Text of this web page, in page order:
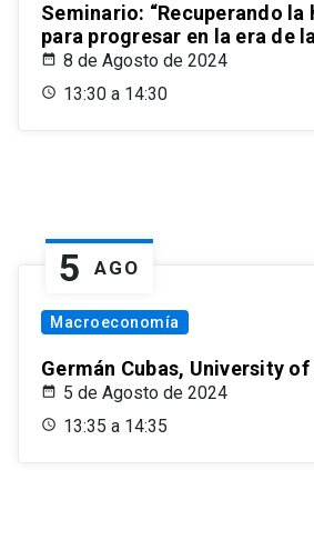
Seminario: “Recuperando la
para progresar en la era de
8 de Agosto de 2024
13:30 a 14:30
5 AGO
Macroeconomía
Germán Cubas, University
5 de Agosto de 2024
13:35 a 14:35